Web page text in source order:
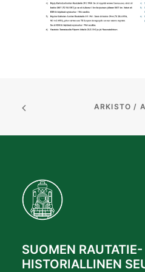
ARKISTO /
SUOMEN RAUTATIE-
HISTORIALLINEN